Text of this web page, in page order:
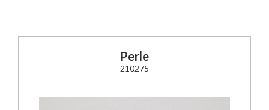
Perle
210275